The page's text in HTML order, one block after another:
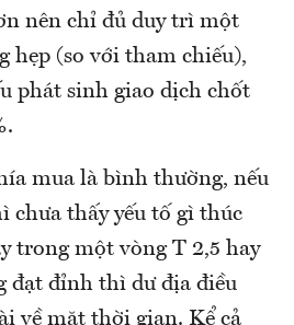
nên chỉ đủ duy trì một
hẹp (so với tham chiếu),
phát sinh giao dịch chốt
mua là bình thường, nếu
chưa thấy yếu tố gì thúc
trong một vòng T 2,5 hay
đạt đỉnh thì dư địa điều
về mặt thời gian. Kể cả